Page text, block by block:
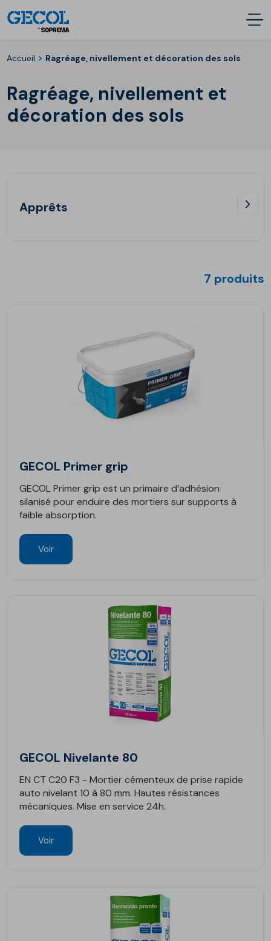
Accueil > Ragréage, nivellement et décoration des sols
Ragréage, nivellement et
décoration des sols
Apprêts
7 produits
GECOL Primer grip
GECOL Primer grip est un primaire d’adhésion
silanisé pour enduire des mortiers sur supports à
faible absorption.
Voir
GECOL Nivelante 80
EN CT C20 F3 - Mortier cémenteux de prise rapide
auto nivelant 10 à 80 mm. Hautes résistances
mécaniques. Mise en service 24h.
Voir